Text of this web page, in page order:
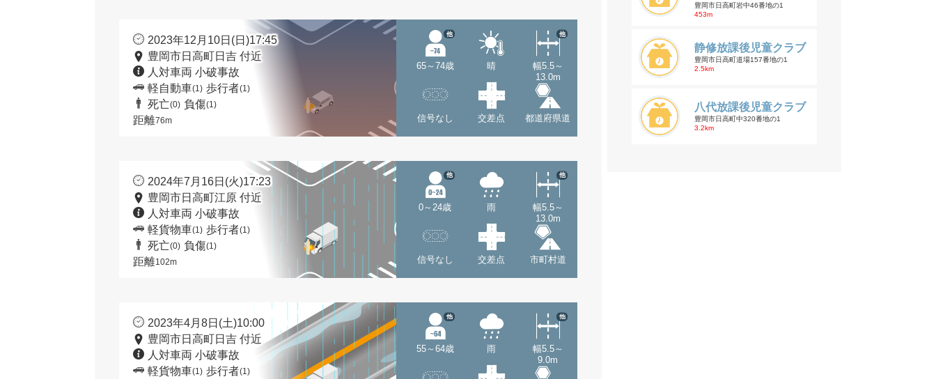
2023年12月10日(日)17:45
豊岡市日高町日吉 付近
人対車両 小破事故
軽自動車(1) 歩行者(1)
死亡(0) 負傷(1)
距離76m
65～74歳
他
晴
幅5.5～
13.0m
他
信号なし 交差点 都道府県道
2024年7月16日(火)17:23
豊岡市日高町江原 付近
人対車両 小破事故
軽貨物車(1) 歩行者(1)
死亡(0) 負傷(1)
距離102m
0～24歳
他
雨
幅5.5～
13.0m
他
信号なし 交差点 市町村道
2023年4月8日(土)10:00
豊岡市日高町日吉 付近
人対車両 小破事故
軽貨物車(1) 歩行者(1)
55～64歳
他
雨
幅5.5～
9.0m
他
豊岡市日高町岩中46番地の1
453m
静修放課後児童クラブ
豊岡市日高町道場157番地の1
2.5km
八代放課後児童クラブ
豊岡市日高町中320番地の1
3.2km